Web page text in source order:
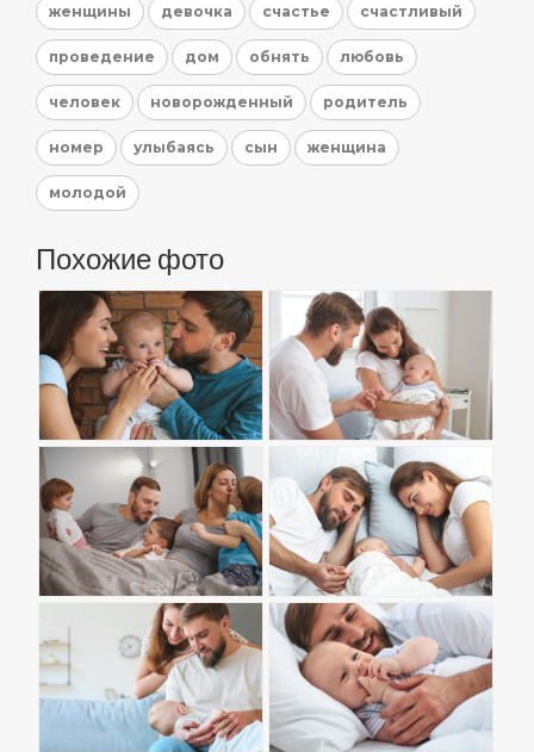
женщины девочка счастье счастливый
проведение дом обнять любовь
человек новорожденный родитель
номер улыбаясь сын женщина
молодой
Похожие фото